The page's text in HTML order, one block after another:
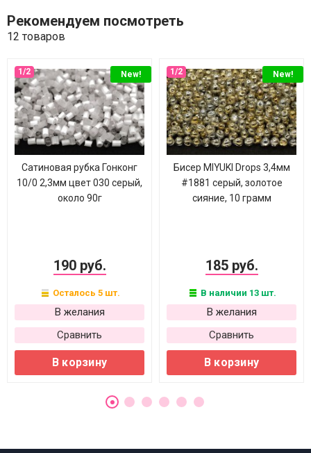
Рекомендуем посмотреть
12 товаров
New!
Сатиновая рубка Гонконг
10/0 2,3мм цвет 030 серый,
около 90г
190 руб.
Осталось 5 шт.
В желания
Сравнить
В корзину
New!
Бисер MIYUKI Drops 3,4мм
#1881 серый, золотое
сияние, 10 грамм
185 руб.
В наличии 13 шт.
В желания
Сравнить
В корзину